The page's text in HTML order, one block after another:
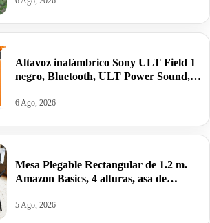
Altavoz inalámbrico Sony ULT Field 1
negro, Bluetooth, ULT Power Sound,
por 62,04€ antes 84,55€.
6 Ago, 2026
Mesa Plegable Rectangular de 1.2 m.
Amazon Basics, 4 alturas, asa de
22,99€ antes 39,95€.
5 Ago, 2026